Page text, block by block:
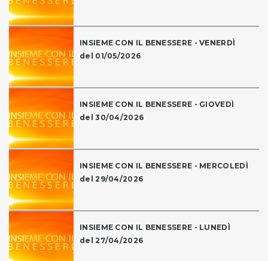
INSIEME CON IL BENESSERE - VENERDÌ
del 01/05/2026
INSIEME CON IL BENESSERE - GIOVEDÌ
del 30/04/2026
INSIEME CON IL BENESSERE - MERCOLEDÌ
del 29/04/2026
INSIEME CON IL BENESSERE - LUNEDÌ
del 27/04/2026